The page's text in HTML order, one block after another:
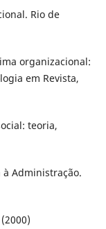
Rio de
organizacional:
em Revista,
teoria,
à Administração.